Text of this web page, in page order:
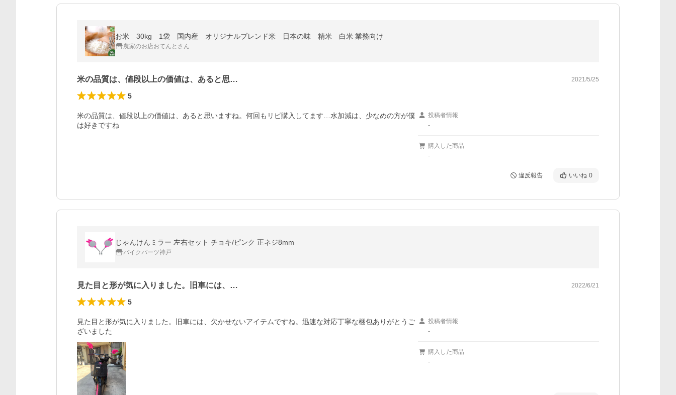
お米 30kg 1袋 国内産 オリジナルブレンド米 日本の味 精米 白米 業務向け
農家のお店おてんとさん
米の品質は、値段以上の価値は、あると思… 2021/5/25
5
米の品質は、値段以上の価値は、あると思いますね。何回もリピ購入してます…水加減は、少なめの方が僕
は好きですね
投稿者情報
-
購入した商品
-
違反報告 いいね 0
じゃんけんミラー 左右セット チョキ/ピンク 正ネジ8mm
バイクパーツ神戸
見た目と形が気に入りました。旧車には、… 2022/6/21
5
見た目と形が気に入りました。旧車には、欠かせないアイテムですね。迅速な対応丁寧な梱包ありがとうご
ざいました
投稿者情報
-
購入した商品
-